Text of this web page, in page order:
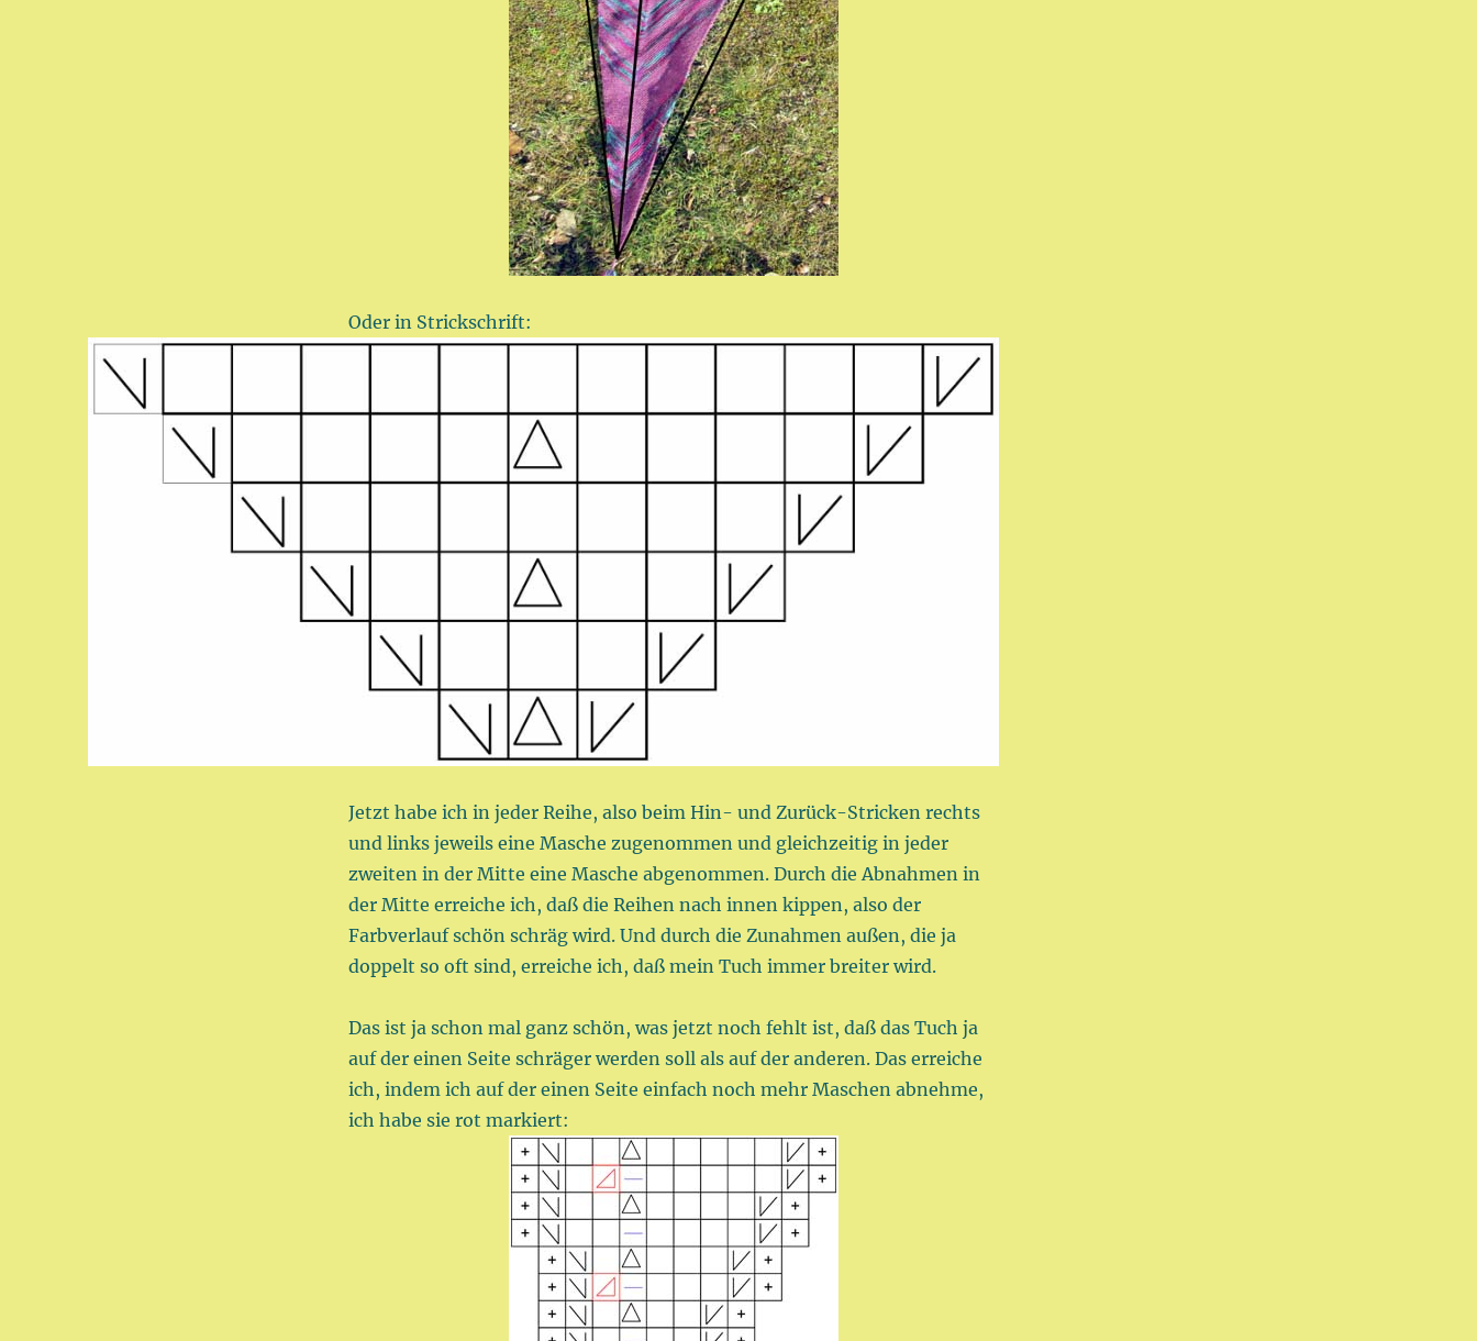
Oder in Strickschrift:
Jetzt habe ich in jeder Reihe, also beim Hin- und Zurück-Stricken rechts
und links jeweils eine Masche zugenommen und gleichzeitig in jeder
zweiten in der Mitte eine Masche abgenommen. Durch die Abnahmen in
der Mitte erreiche ich, daß die Reihen nach innen kippen, also der
Farbverlauf schön schräg wird. Und durch die Zunahmen außen, die ja
doppelt so oft sind, erreiche ich, daß mein Tuch immer breiter wird.
Das ist ja schon mal ganz schön, was jetzt noch fehlt ist, daß das Tuch ja
auf der einen Seite schräger werden soll als auf der anderen. Das erreiche
ich, indem ich auf der einen Seite einfach noch mehr Maschen abnehme,
ich habe sie rot markiert: